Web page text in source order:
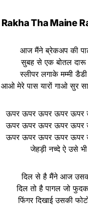
Tha Maine
आज मैंने ब्रेकअप की
सुबह से एक बोतल दारू
स्लीपर लगाके मम्मी
आओ मेरे पास यारों गाओ सुर
ऊपर ऊपर ऊपर ऊपर ऊपर
ऊपर ऊपर ऊपर ऊपर ऊपर
ऊपर ऊपर ऊपर ऊपर ऊपर
जेहड़ी नच्दे ऐ उसे भी
दिल से है मैंने आज
दिल तो है पागल जो
फिंगर दिखाई उसकी